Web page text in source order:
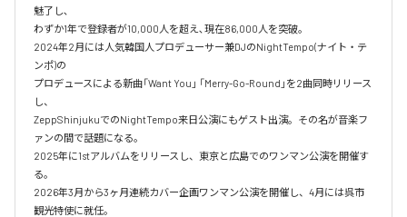
魅了し､‌
わずか1年で登録者が10,000人を超え､現在86,000人を突破。‌
2024年2月には人気韓国人プロデューサー兼DJのNightTempo(ナイト・テ
ンポ)の‌
プロデュースによる新曲「Want You」 「Merry-Go-Round」を2曲同時リリース
し、‌
ZeppShinjukuでのNightTempo来日公演にもゲスト出演。その名が音楽フ
ァンの間で話題になる。‌
2025年に1stアルバムをリリースし、東京と広島でのワンマン公演を開催す
る。
2026年3月から3ヶ月連続カバー企画ワンマン公演を開催し、4月には呉市
観光特使に就任。